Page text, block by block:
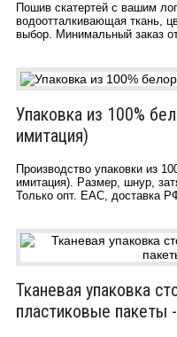
Пошив скатертей с вашим
водоотталкивающая ткань,
выбор. Минимальный заказ
Упаковка из 100%
имитация)
Производство упаковки из
имитация). Размер, шнур,
Только опт. ЕАС, доставка
Тканевая упаковка
пластиковые пакеты